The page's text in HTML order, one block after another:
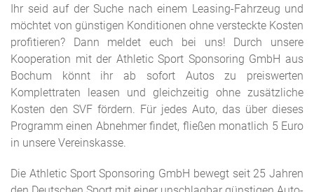
Ihr seid auf der Suche nach einem Leasing-Fahrzeug und
möchtet von günstigen Konditionen ohne versteckte Kosten
profitieren? Dann meldet euch bei uns! Durch unsere
Kooperation mit der Athletic Sport Sponsoring GmbH aus
Bochum könnt ihr ab sofort Autos zu preiswerten
Komplettraten leasen und gleichzeitig ohne zusätzliche
Kosten den SVF fördern. Für jedes Auto, das über dieses
Programm einen Abnehmer findet, fließen monatlich 5 Euro
in unsere Vereinskasse.
Die Athletic Sport Sponsoring GmbH bewegt seit 25 Jahren